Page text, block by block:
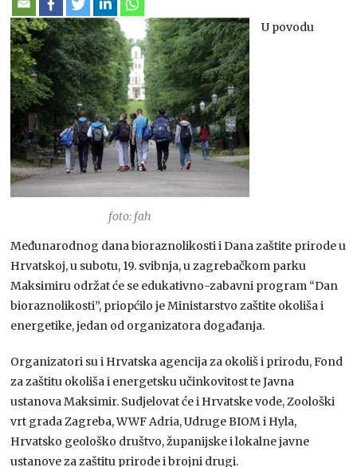
foto: fah
U povodu
Međunarodnog dana bioraznolikosti i Dana zaštite prirode u
Hrvatskoj, u subotu, 19. svibnja, u zagrebačkom parku
Maksimiru održat će se edukativno-zabavni program “Dan
bioraznolikosti”, priopćilo je Ministarstvo zaštite okoliša i
energetike, jedan od organizatora događanja.
Organizatori su i Hrvatska agencija za okoliš i prirodu, Fond
za zaštitu okoliša i energetsku učinkovitost te Javna
ustanova Maksimir. Sudjelovat će i Hrvatske vode, Zoološki
vrt grada Zagreba, WWF Adria, Udruge BIOM i Hyla,
Hrvatsko geološko društvo, županijske i lokalne javne
ustanove za zaštitu prirode i brojni drugi.